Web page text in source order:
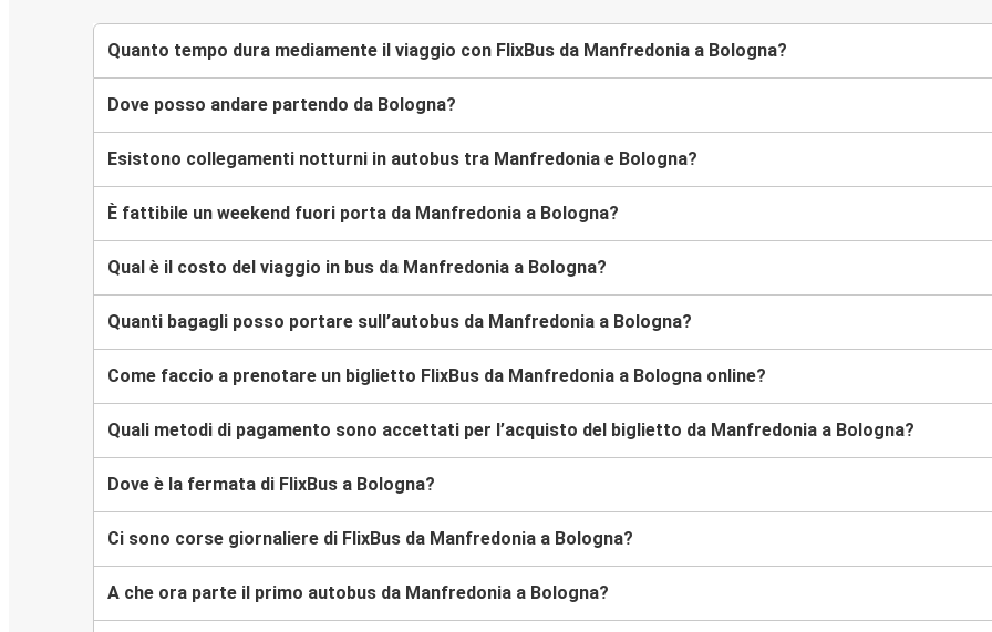
Quanto tempo dura mediamente il viaggio con FlixBus da Manfredonia a Bologna?
Dove posso andare partendo da Bologna?
Esistono collegamenti notturni in autobus tra Manfredonia e Bologna?
È fattibile un weekend fuori porta da Manfredonia a Bologna?
Qual è il costo del viaggio in bus da Manfredonia a Bologna?
Quanti bagagli posso portare sull’autobus da Manfredonia a Bologna?
Come faccio a prenotare un biglietto FlixBus da Manfredonia a Bologna online?
Quali metodi di pagamento sono accettati per l’acquisto del biglietto da Manfredonia a Bologna?
Dove è la fermata di FlixBus a Bologna?
Ci sono corse giornaliere di FlixBus da Manfredonia a Bologna?
A che ora parte il primo autobus da Manfredonia a Bologna?